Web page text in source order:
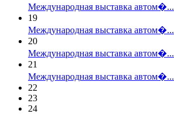
Международная выставка автом�...
19
Международная выставка автом�...
20
Международная выставка автом�...
21
Международная выставка автом�...
22
23
24